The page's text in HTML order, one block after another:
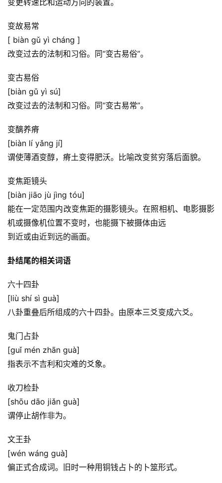
变更转速比和运动方向的装置。
变故易常
[ biàn gǔ yì cháng ]
改变过去的法制和习俗。同“变古易俗”。
变古易俗
[biàn gǔ yì sú]
改变过去的法制和习俗。同“变古易常”。
变醨养瘠
[biàn lí yǎng jí]
谓使薄酒变醇，瘠土变得肥沃。比喻改变贫穷落后面貌。
变焦距镜头
[biàn jiāo jù jìng tóu]
能在一定范围内改变焦距的摄影镜头。在照相机、电影摄影
机或摄像机位置不变时，也能摄下被摄体由远
到近或由近到远的画面。
卦结尾的相关词语
六十四卦
[liù shí sì guà]
八卦重叠后所组成的六十四卦。由原本三爻变成六爻。
鬼门占卦
[guǐ mén zhān guà]
指表示不吉利和灾难的爻象。
收刀检卦
[shōu dāo jiǎn guà]
谓停止胡作非为。
文王卦
[wén wáng guà]
偏正式合成词。旧时一种用铜钱占卜的卜筮形式。